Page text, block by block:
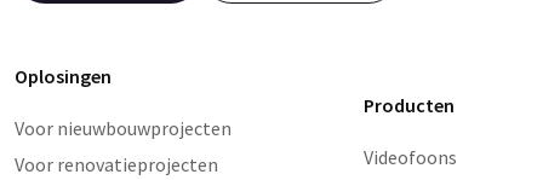
Oplosingen
Voor nieuwbouwprojecten
Voor renovatieprojecten
Producten
Videofoons